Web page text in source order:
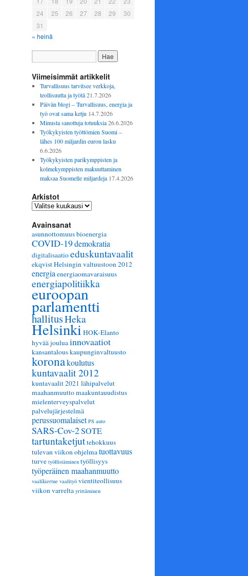
11.-17.3.2024
24
25 26 27 28 29
30
31
« heinä
Viimeisimmät artikkelit
Turvallisuus tarvitsee verkkoja,
teollisuutta ja työtä 21.7.2026
Päivän blogi – Turvallisuus, energia ja
työ ovat sama ketju 14.7.2026
Minusta sanottuja totuuksia 26.6.2026
Työkykyisten työttömien Suomi –
lähes 100 miljardin euron lasku
6.6.2026
Työkykyisten parikymppisten ja
kolmekymppisten makuuttaminen
maksaa Suomelle miljardeja 17.4.2026
Arkistot
Arkistot
Avainsanat
asunnottomuusbioenergia
COVID-19demokratia
digitalisaatioeduskuntavaalit
ekqvist Helsingin valtuustoon 2012
energia energiaomavaraisuus
energiapolitiikka
euroopan
parlamentti
hallitusHeka
HelsinkiHOK-Elanto
hyvää jouluainnovaatiot
kansantalouskaupunginvaltuusto
koronakoulutus
kuntavaalit 2012
kuntavaalit 2021 lähipalvelut
maahanmuuttomaakuntauudistus
mielenterveyspalvelut
palvelujärjestelmä
perussuomalaiset PS auto
SARS-Cov-2SOTE
tartuntaketjuttehokkuus
tulevan viikon ohjelmatuottavuus
turve työllistäminen työllisyys
työperäinen maahanmuutto
vaalikiertue vaalityö vientiteollisuus
viikon varrelta yrittäminen